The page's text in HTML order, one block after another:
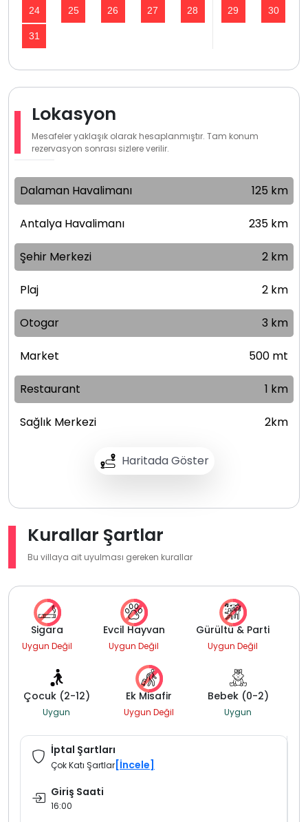
24 25 26 27 28 29 30
31
Lokasyon
Mesafeler yaklaşık olarak hesaplanmıştır. Tam konum
rezervasyon sonrası sizlere verilir.
Haritada Göster
Dalaman Havalimanı 125 km
Antalya Havalimanı 235 km
Şehir Merkezi 2 km
Plaj 2 km
Otogar 3 km
Market 500 mt
Restaurant 1 km
Sağlık Merkezi 2km
Kurallar Şartlar
Bu villaya ait uyulması gereken kurallar
Sigara
Uygun Değil
Evcil Hayvan
Uygun Değil
Gürültü & Parti
Uygun Değil
Çocuk (2-12)
Uygun
Ek Misafir
Uygun Değil
Bebek (0-2)
Uygun
İptal Şartları
Çok Katı Şartlar [İncele]
Giriş Saati
16:00